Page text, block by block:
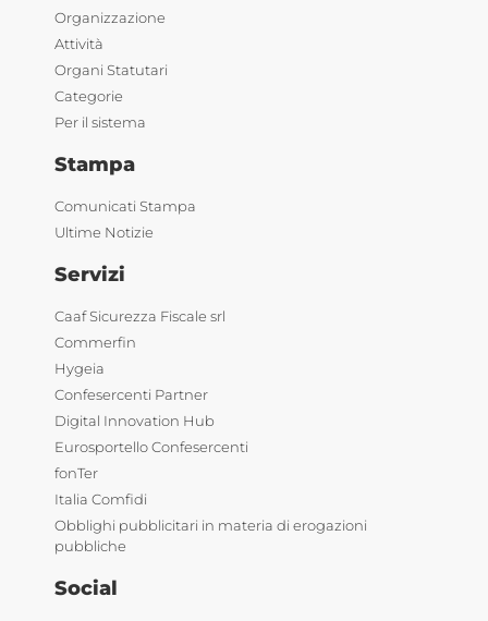
Organizzazione
Attività
Organi Statutari
Categorie
Per il sistema
Stampa
Comunicati Stampa
Ultime Notizie
Servizi
Caaf Sicurezza Fiscale srl
Commerfin
Hygeia
Confesercenti Partner
Digital Innovation Hub
Eurosportello Confesercenti
fonTer
Italia Comfidi
Obblighi pubblicitari in materia di erogazioni
pubbliche
Social